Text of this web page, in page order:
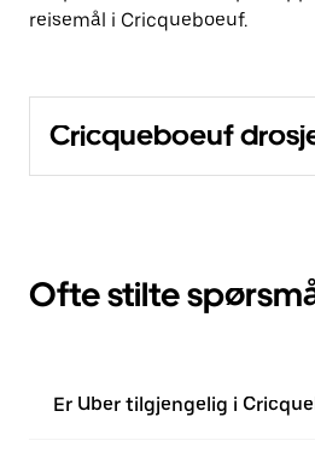
reisemål i Cricqueboeuf.
Cricqueboeuf
Ofte stilte
Er Uber tilgjengelig i